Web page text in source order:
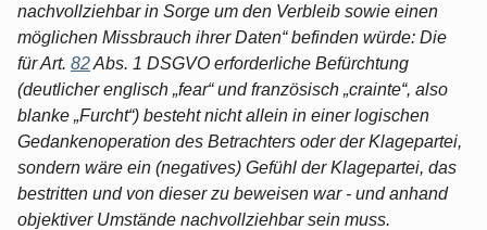
nachvollziehbar in Sorge um den Verbleib sowie einen
möglichen Missbrauch ihrer Daten“ befinden würde: Die
für Art. 82Abs. 1 DSGVO erforderliche Befürchtung
(deutlicher englisch „fear“ und französisch „crainte“, also
blanke „Furcht“) besteht nicht allein in einer logischen
Gedankenoperation des Betrachters oder der Klagepartei,
sondern wäre ein (negatives) Gefühl der Klagepartei, das
bestritten und von dieser zu beweisen war - und anhand
objektiver Umstände nachvollziehbar sein muss.